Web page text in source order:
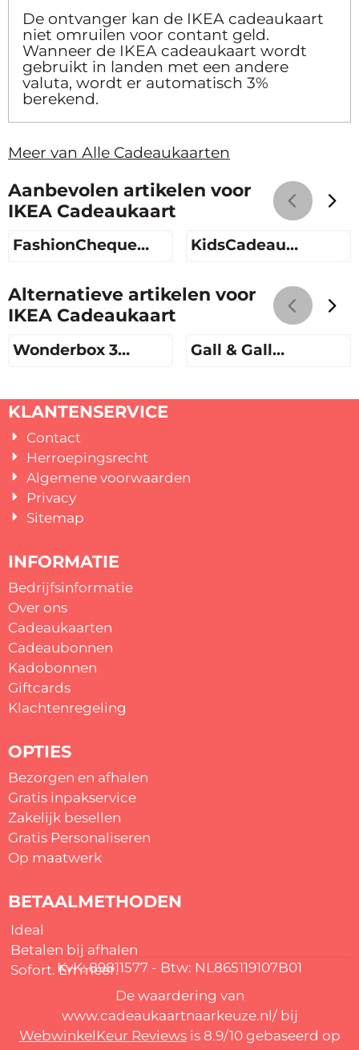
De ontvanger kan de IKEA cadeaukaart
niet omruilen voor contant geld.
Wanneer de IKEA cadeaukaart wordt
gebruikt in landen met een andere
valuta, wordt er automatisch 3%
berekend.
Meer van Alle Cadeaukaarten
Aanbevolen artikelen voor
IKEA Cadeaukaart
FashionCheque
KidsCadeau
Alternatieve artikelen voor
IKEA Cadeaukaart
Wonderbox 3
Gall & Gall
KLANTENSERVICE
Contact
Herroepingsrecht
Algemene voorwaarden
Privacy
Sitemap
INFORMATIE
Bedrijfsinformatie
Over ons
Cadeaukaarten
Cadeaubonnen
Kadobonnen
Giftcards
Klachtenregeling
OPTIES
Bezorgen en afhalen
Gratis inpakservice
Zakelijk besellen
Gratis Personaliseren
Op maatwerk
BETAALMETHODEN
Ideal
Betalen bij afhalen
Sofort. En meer.
KvK: 89811577 - Btw: NL865119107B01
De waardering van
www.cadeaukaartnaarkeuze.nl/ bij
WebwinkelKeur Reviewsis 8.9/10 gebaseerd op